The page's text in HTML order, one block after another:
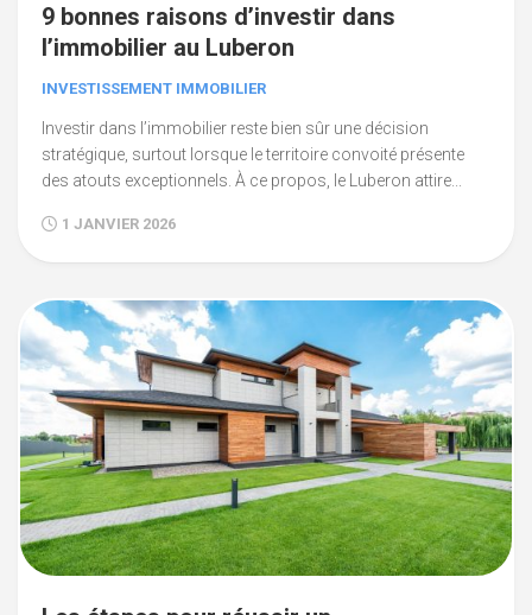
9 bonnes raisons d’investir dans
l’immobilier au Luberon
INVESTISSEMENT IMMOBILIER
Investir dans l’immobilier reste bien sûr une décision
stratégique, surtout lorsque le territoire convoité présente
des atouts exceptionnels. À ce propos, le Luberon attire...
1 JANVIER 2026